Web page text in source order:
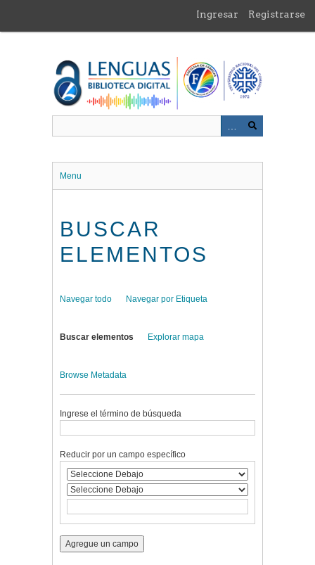
contenido
Ingresar Registrarse
Menu
BUSCAR
ELEMENTOS
Navegar todo Navegar por Etiqueta
Buscar elementos Explorar mapa
Browse Metadata
Ingrese el término de búsqueda
Reducir por un campo específico
Agregue un campo